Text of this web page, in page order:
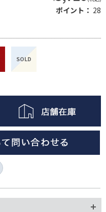
ポイント： 28